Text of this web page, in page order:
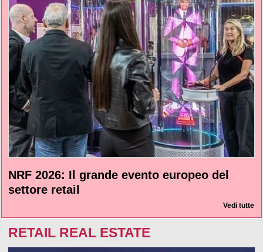
NRF 2026: Il grande evento europeo del
settore retail
Vedi tutte
RETAIL REAL ESTATE